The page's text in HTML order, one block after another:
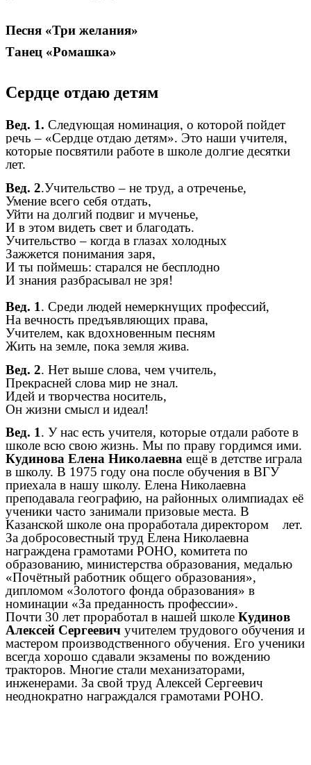
Песня «Три желания»
Танец «Ромашка»
Сердце отдаю детям
Вед. 1. Следующая номинация, о которой пойдет
речь – «Сердце отдаю детям». Это наши учителя,
которые посвятили работе в школе долгие десятки
лет.
Вед. 2.Учительство – не труд, а отреченье,
Умение всего себя отдать,
Уйти на долгий подвиг и мученье,
И в этом видеть свет и благодать.
Учительство – когда в глазах холодных
Зажжется понимания заря,
И ты поймешь: старался не бесплодно
И знания разбрасывал не зря!
Вед. 1. Среди людей немеркнущих профессий,
На вечность предъявляющих права,
Учителем, как вдохновенным песням
Жить на земле, пока земля жива.
Вед. 2. Нет выше слова, чем учитель,
Прекрасней слова мир не знал.
Идей и творчества носитель,
Он жизни смысл и идеал!
Вед. 1. У нас есть учителя, которые отдали работе в
школе всю свою жизнь. Мы по праву гордимся ими.
Кудинова Елена Николаевна ещё в детстве играла
в школу. В 1975 году она после обучения в ВГУ
приехала в нашу школу. Елена Николаевна
преподавала географию, на районных олимпиадах её
ученики часто занимали призовые места. В
Казанской школе она проработала директором лет.
За добросовестный труд Елена Николаевна
награждена грамотами РОНО, комитета по
образованию, министерства образования, медалью
«Почётный работник общего образования»,
дипломом «Золотого фонда образования» в
номинации «За преданность профессии».
Почти 30 лет проработал в нашей школе Кудинов
Алексей Сергеевич учителем трудового обучения и
мастером производственного обучения. Его ученики
всегда хорошо сдавали экзамены по вождению
тракторов. Многие стали механизаторами,
инженерами. За свой труд Алексей Сергеевич
неоднократно награждался грамотами РОНО.